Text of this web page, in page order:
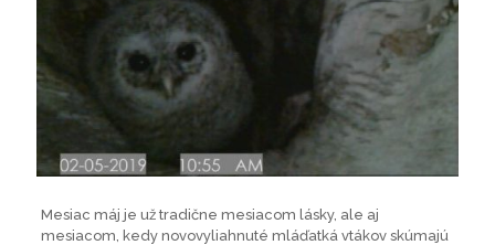
Mesiac máj je už tradične mesiacom lásky, ale aj
mesiacom, kedy novovyliahnuté mláďatká vtákov skúmajú